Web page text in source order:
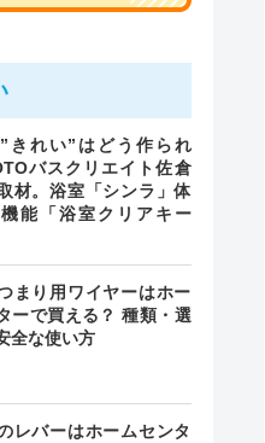
きれい”はどう作られ
バスクリエイト佐倉
材。浴室「シンラ」体
能「浴室クリアキー
まり用ワイヤーはホー
ーで買える？ 種類・選
全な使い方
レバーはホームセンタ